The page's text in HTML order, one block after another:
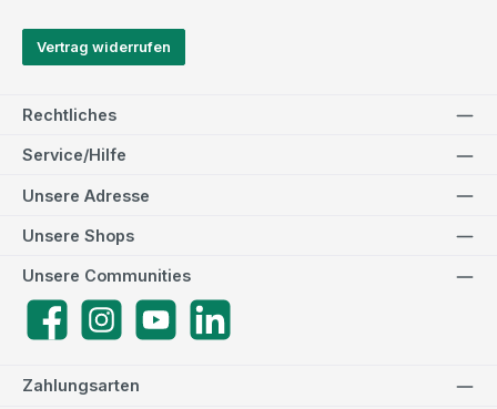
Vertrag widerrufen
Rechtliches
Service/Hilfe
Zahlungsarten
Unsere Adresse
Unsere Communities
FacebookInstagramYouTube
Unsere Shops